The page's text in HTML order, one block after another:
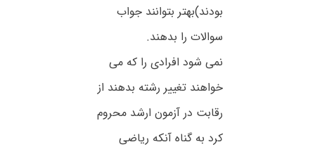
بودند)بهتر بتوانند جواب
سوالات را بدهند.
نمی شود افرادی را که می
خواهند تغییر رشته بدهند از
رقابت در آزمون ارشد محروم
کرد به گناه آنکه ریاضی